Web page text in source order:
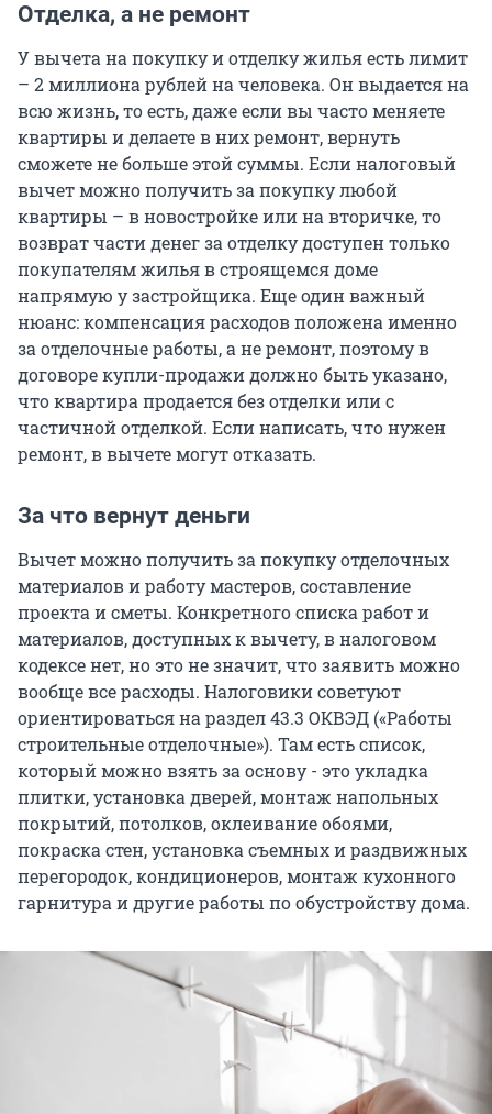
Отделка, а не ремонт
У вычета на покупку и отделку жилья есть лимит
– 2 миллиона рублей на человека. Он выдается на
всю жизнь, то есть, даже если вы часто меняете
квартиры и делаете в них ремонт, вернуть
сможете не больше этой суммы. Если налоговый
вычет можно получить за покупку любой
квартиры – в новостройке или на вторичке, то
возврат части денег за отделку доступен только
покупателям жилья в строящемся доме
напрямую у застройщика. Еще один важный
нюанс: компенсация расходов положена именно
за отделочные работы, а не ремонт, поэтому в
договоре купли-продажи должно быть указано,
что квартира продается без отделки или с
частичной отделкой. Если написать, что нужен
ремонт, в вычете могут отказать.
За что вернут деньги
Вычет можно получить за покупку отделочных
материалов и работу мастеров, составление
проекта и сметы. Конкретного списка работ и
материалов, доступных к вычету, в налоговом
кодексе нет, но это не значит, что заявить можно
вообще все расходы. Налоговики советуют
ориентироваться на раздел 43.3 ОКВЭД («Работы
строительные отделочные»). Там есть список,
который можно взять за основу - это укладка
плитки, установка дверей, монтаж напольных
покрытий, потолков, оклеивание обоями,
покраска стен, установка съемных и раздвижных
перегородок, кондиционеров, монтаж кухонного
гарнитура и другие работы по обустройству дома.